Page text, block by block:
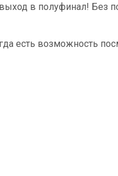
в полуфинал! Без
есть возможность